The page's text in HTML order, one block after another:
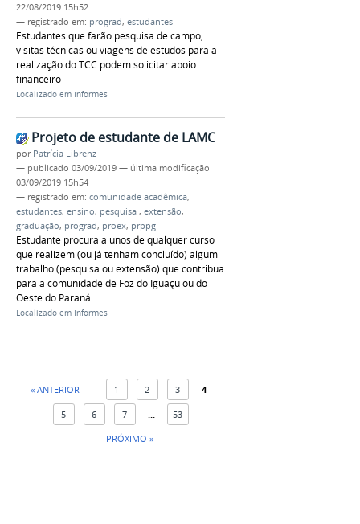
22/08/2019 15h52
— registrado em: prograd, estudantes
Estudantes que farão pesquisa de campo,
visitas técnicas ou viagens de estudos para a
realização do TCC podem solicitar apoio
financeiro
Localizado em Informes
Projeto de estudante de LAMC
por Patrícia Librenz
— publicado 03/09/2019 — última modificação
03/09/2019 15h54
— registrado em: comunidade acadêmica,
estudantes, ensino, pesquisa , extensão,
graduação, prograd, proex, prppg
Estudante procura alunos de qualquer curso
que realizem (ou já tenham concluído) algum
trabalho (pesquisa ou extensão) que contribua
para a comunidade de Foz do Iguaçu ou do
Oeste do Paraná
Localizado em Informes
« ANTERIOR 1 2 3 4
5 6 7
53
PRÓXIMO »